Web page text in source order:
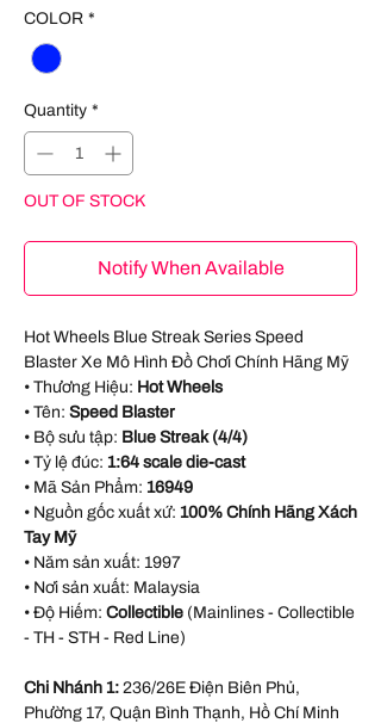
COLOR *
Quantity *
OUT OF STOCK
Notify When Available
Hot Wheels Blue Streak Series Speed
Blaster Xe Mô Hình Đồ Chơi Chính Hãng Mỹ
• Thương Hiệu: Hot Wheels
• Tên: Speed Blaster
• Bộ sưu tập: Blue Streak (4/4)
• Tỷ lệ đúc: 1:64 scale die-cast
• Mã Sản Phẩm: 16949
• Nguồn gốc xuất xứ: 100% Chính Hãng Xách
Tay Mỹ
• Năm sản xuất: 1997
• Nơi sản xuất: Malaysia
• Độ Hiếm: Collectible (Mainlines - Collectible
- TH - STH - Red Line)
Chi Nhánh 1: 236/26E Điện Biên Phủ,
Phường 17, Quận Bình Thạnh, Hồ Chí Minh